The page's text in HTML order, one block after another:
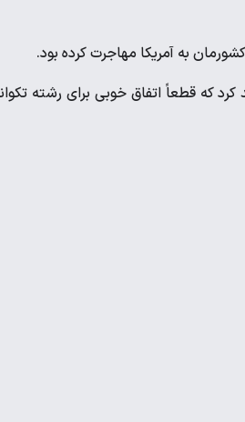
به آمریکا مهاجرت کرده بود.
که قطعاً اتفاق خوبی برای رشته